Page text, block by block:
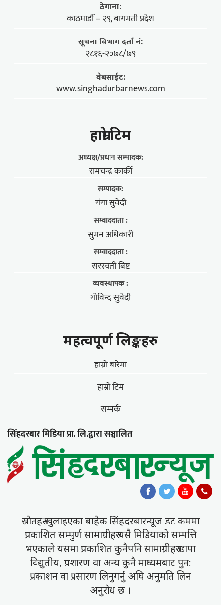
ठेगाना:
काठमाडौँ – २९, बागमती प्रदेश
सूचना विभाग दर्ता नं:
२८१६-२०७८/७९
वेबसाईट:
www.singhadurbarnews.com
हाम्राे टिम
अध्यक्ष/प्रधान सम्पादक:
रामचन्द्र कार्की
सम्पादक:
गंगा सुवेदी
सम्वाददाता :
सुमन अधिकारी
सम्वाददाता :
सरस्वती बिष्ट
व्यवस्थापक :
गोविन्द सुवेदी
महत्वपूर्ण लिङ्कहरु
हाम्राे बारेमा
हाम्राे टिम
सम्पर्क
सिंहदरबार मिडिया प्रा. लि.द्वारा सञ्चालित
स्राेतहरु खुलाइएका बाहेक सिंहदरबारन्यूज डट कममा
प्रकाशित सम्पुर्ण सामाग्रीहरु यसै मिडियाकाे सम्पत्ति
भएकाले यसमा प्रकाशित कुनैपनि सामाग्रीहरु छापा
विद्युतीय, प्रशारण वा अन्य कुनै माध्यमबाट पुन:
प्रकाशन वा प्रसारण लिनुगर्नु अघि अनुमति लिन
अनुराेध छ ।